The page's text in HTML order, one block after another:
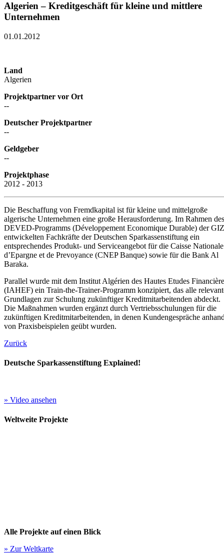
Algerien – Kreditgeschäft für kleine und mittlere
Unternehmen
01.01.2012
Land
Algerien
Projektpartner vor Ort
--
Deutscher Projektpartner
--
Geldgeber
--
Projektphase
2012 - 2013
Die Beschaffung von Fremdkapital ist für kleine und mittelgroße
algerische Unternehmen eine große Herausforderung. Im Rahmen des
DEVED-Programms (Développement Economique Durable) der GIZ
entwickelten Fachkräfte der Deutschen Sparkassenstiftung ein
entsprechendes Produkt- und Serviceangebot für die Caisse Nationale
d’Epargne et de Prevoyance (CNEP Banque) sowie für die Bank Al
Baraka.
Parallel wurde mit dem Institut Algérien des Hautes Etudes
(IAHEF) ein Train-the-Trainer-Programm konzipiert, das alle
Grundlagen zur Schulung zukünftiger Kreditmitarbeitenden abdeckt.
Die Maßnahmen wurden ergänzt durch Vertriebsschulungen für die
zukünftigen Kreditmitarbeitenden, in denen Kundengespräche
von Praxisbeispielen geübt wurden.
Zurück
Deutsche Sparkassenstiftung Explained!
» Video ansehen
Weltweite Projekte
Alle Projekte auf einen Blick
» Zur Weltkarte